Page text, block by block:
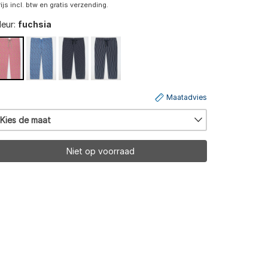
incl. btw en gratis verzending.
fuchsia
Kies de maat
Maatadvies
Niet op voorraad